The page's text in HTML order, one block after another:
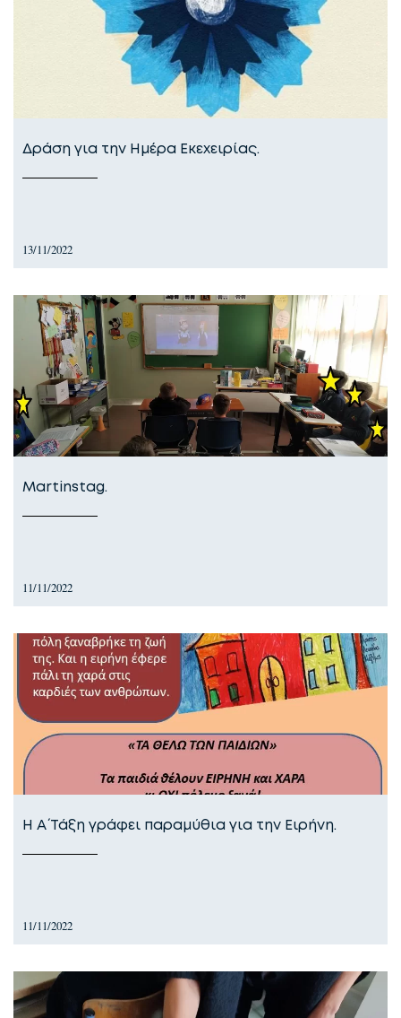
Δράση για την Ημέρα Εκεχειρίας.
13/11/2022
Martinstag.
11/11/2022
Η Α΄ Τάξη γράφει παραμύθια για την Ειρήνη.
11/11/2022